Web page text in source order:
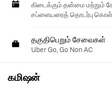
கிடைக்கும் தன்மை மற்றும்
சப்ளையரைத் தொடர்பு
தகுதிபெறும் சேவைகள்
Uber Go, Go Non AC
கமிஷன்